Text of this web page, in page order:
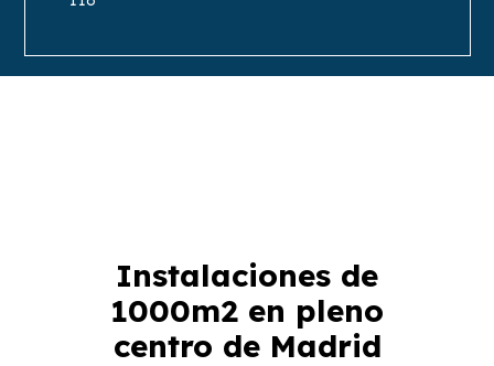
Instalaciones de
1000m2 en pleno
centro de Madrid